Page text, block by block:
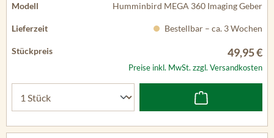
Humminbird MEGA 360 Imaging Geber
Bestellbar – ca. 3 Wochen
49,95 €
Preise inkl. MwSt. zzgl. Versandkosten